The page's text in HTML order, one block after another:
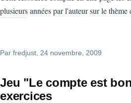
plusieurs années par l'auteur sur le
Par fredjust , 24 novembre, 2009
Jeu "Le compte est
exercices